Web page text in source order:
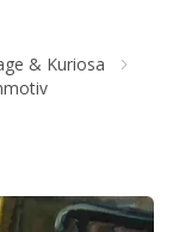
& Kuriosa